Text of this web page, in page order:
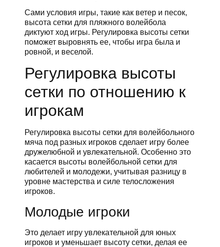
Сами условия игры, такие как ветер и песок,
высота сетки для пляжного волейбола
диктуют ход игры. Регулировка высоты сетки
поможет выровнять ее, чтобы игра была и
ровной, и веселой.
Регулировка высоты
сетки по отношению к
игрокам
Регулировка высоты сетки для волейбольного
мяча под разных игроков сделает игру более
дружелюбной и увлекательной. Особенно это
касается высоты волейбольной сетки для
любителей и молодежи, учитывая разницу в
уровне мастерства и силе телосложения
игроков.
Молодые игроки
Это делает игру увлекательной для юных
игроков и уменьшает высоту сетки, делая ее